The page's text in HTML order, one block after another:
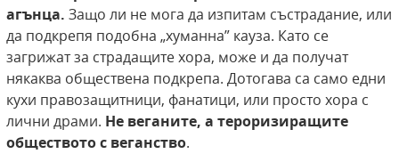
агънца. Защо ли не мога да изпитам състрадание, или
да подкрепя подобна „хуманна” кауза. Като се
загрижат за страдащите хора, може и да получат
някаква обществена подкрепа. Дотогава са само едни
кухи правозащитници, фанатици, или просто хора с
лични драми. Не веганите, а тероризиращите
обществото с веганство.